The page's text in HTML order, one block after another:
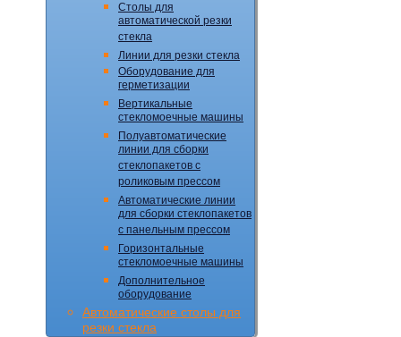
Столы для
автоматической резки
стекла
Линии для резки стекла
Оборудование для
герметизации
Вертикальные
стекломоечные машины
Полуавтоматические
линии для сборки
стеклопакетов с
роликовым прессом
Автоматические линии
для сборки стеклопакетов
с панельным прессом
Горизонтальные
стекломоечные машины
Дополнительное
оборудование
Автоматические столы для
резки стекла